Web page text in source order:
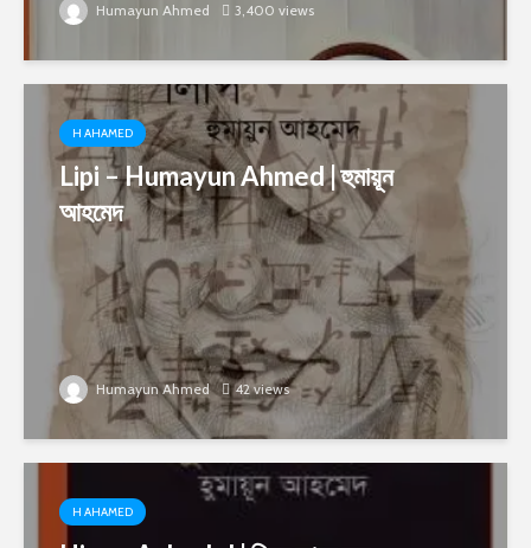
Humayun Ahmed 3,400 views
H AHAMED
Lipi – Humayun Ahmed | হুমায়ূন
আহমেদ
Humayun Ahmed 42 views
H AHAMED